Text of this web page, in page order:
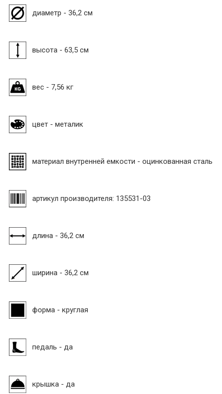
диаметр - 36,2 см
высота - 63,5 см
вес - 7,56 кг
цвет - металик
материал внутренней емкости - оцинкованная сталь
артикул производителя: 135531-03
длина - 36,2 см
ширина - 36,2 см
форма - круглая
педаль - да
крышка - да